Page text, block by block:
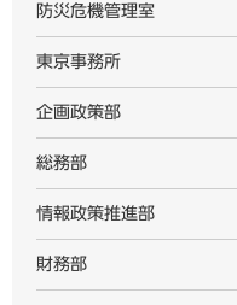
防災危機管理室
東京事務所
企画政策部
総務部
情報政策推進部
財務部